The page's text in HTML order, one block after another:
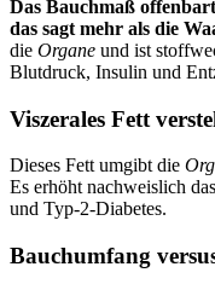
Das Bauchmaß
das sagt mehr als die
die Organe und ist
Blutdruck, Insulin und
Viszerales Fett
Dieses Fett umgibt die
Es erhöht nachweislich das
und Typ‑2‑Diabetes.
Bauchumfang